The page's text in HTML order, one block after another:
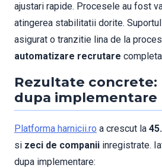
ajustari rapide. Procesele au fost
atingerea stabilitatii dorite.
asigurat o tranzitie lina de la
automatizare recrutare
Rezultate concrete:
dupa implementare
Platforma harnicii.ro a crescut la
si zeci de companii inregistrate.
dupa implementare: